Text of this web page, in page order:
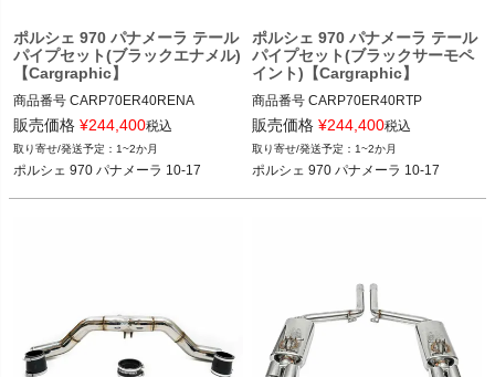
ポルシェ 970 パナメーラ テール
パイプセット(ブラックエナメル)
【Cargraphic】
商品番号 CARP70ER40RENA
CARP70ER40RENA
販売価格 ¥244,400税込
1~2か月
ポルシェ 970 パナメーラ 10-17
ポルシェ 970 パナメーラ テール
パイプセット(ブラックサーモペ
イント)【Cargraphic】
商品番号 CARP70ER40RTP
CARP70ER40RTP
販売価格 ¥244,400税込
1~2か月
ポルシェ 970 パナメーラ 10-17